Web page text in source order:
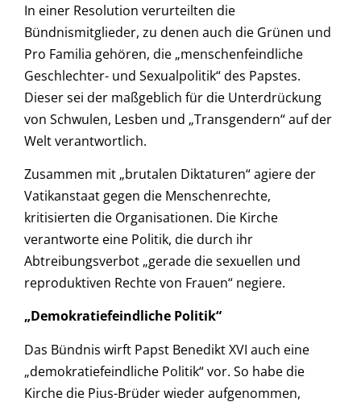
In einer Resolution verurteilten die
Bündnismitglieder, zu denen auch die Grünen und
Pro Familia gehören, die „menschenfeindliche
Geschlechter- und Sexualpolitik“ des Papstes.
Dieser sei der maßgeblich für die Unterdrückung
von Schwulen, Lesben und „Transgendern“ auf der
Welt verantwortlich.
Zusammen mit „brutalen Diktaturen“ agiere der
Vatikanstaat gegen die Menschenrechte,
kritisierten die Organisationen. Die Kirche
verantworte eine Politik, die durch ihr
Abtreibungsverbot „gerade die sexuellen und
reproduktiven Rechte von Frauen“ negiere.
„Demokratiefeindliche Politik“
Das Bündnis wirft Papst Benedikt XVI auch eine
„demokratiefeindliche Politik“ vor. So habe die
Kirche die Pius-Brüder wieder aufgenommen,